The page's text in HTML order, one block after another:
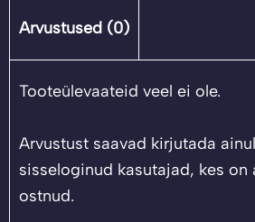
Arvustused (0)
Tooteülevaateid veel ei ole.
Arvustust saavad kirjutada
sisseloginud kasutajad, kes on
ostnud.